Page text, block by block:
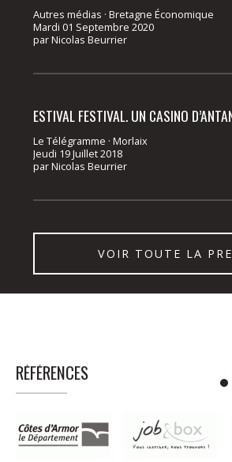
Autres médias · Bretagne Économique
Mardi 01 Septembre 2020
parNicolas Beurrier
ESTIVAL FESTIVAL. UN CASINO
Le Télégramme · Morlaix
Jeudi 19 Juillet 2018
parNicolas Beurrier
VOIR TOUTE LA
RÉFÉRENCES